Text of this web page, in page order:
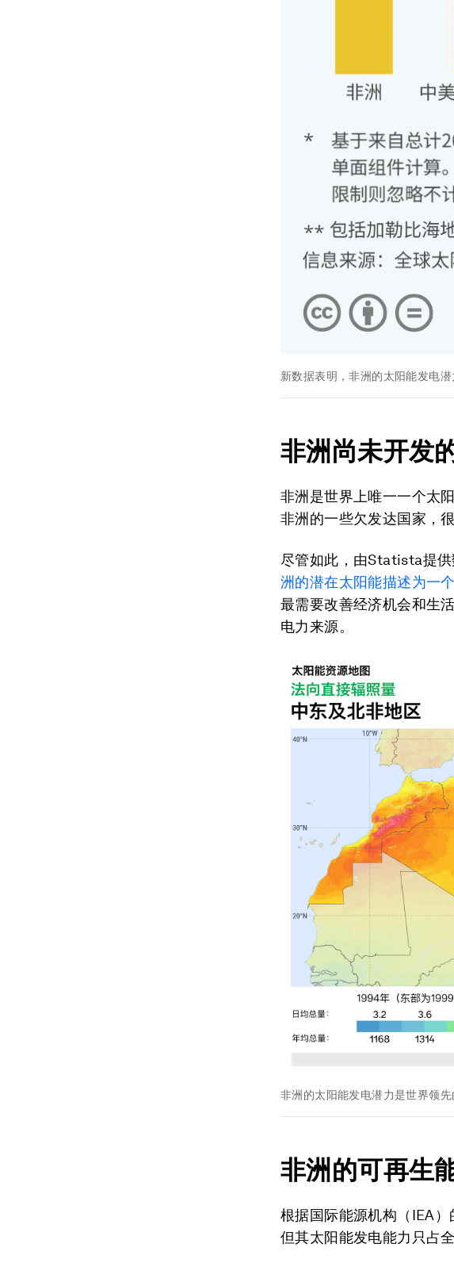
新数据表明，非洲的太阳能发电潜
非洲尚未开发
非洲是世界上唯一一个太
非洲的一些欠发达国家，
尽管如此，由Statista提
洲的潜在太阳能描述为一
最需要改善经济机会和生
电力来源。
非洲的太阳能发电潜力是世界领先
非洲的可再生
根据国际能源机构（IEA）
但其太阳能发电能力只占全